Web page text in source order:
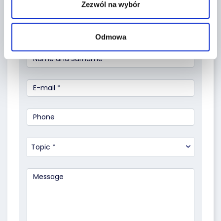
Zezwól na wybór
Odmowa
CONTACT FORM
Topic *